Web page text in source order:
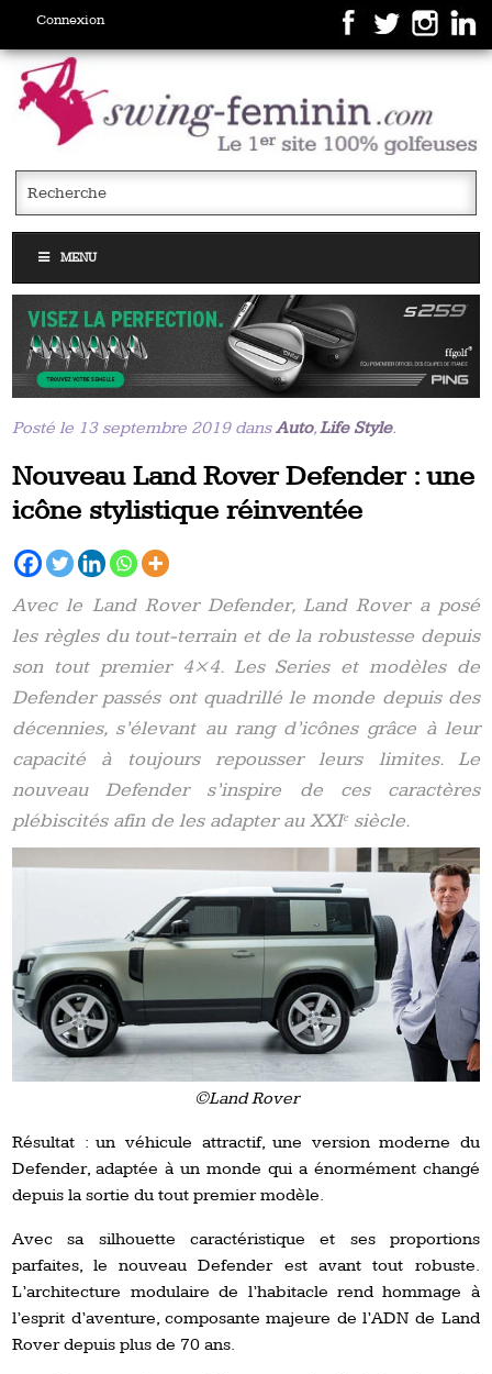
Connexion
MENU
Posté le 13 septembre 2019 dansAuto,Life Style.
Nouveau Land Rover Defender : une
icône stylistique réinventée
Avec le Land Rover Defender, Land Rover a posé
les règles du tout-terrain et de la robustesse depuis
son tout premier 4×4. Les Series et modèles de
Defender passés ont quadrillé le monde depuis des
décennies, s’élevant au rang d’icônes grâce à leur
capacité à toujours repousser leurs limites. Le
nouveau Defender s’inspire de ces caractères
plébiscités afin de les adapter au XXIᵉ siècle.
©Land Rover
Résultat : un véhicule attractif, une version moderne du
Defender, adaptée à un monde qui a énormément changé
depuis la sortie du tout premier modèle.
Avec sa silhouette caractéristique et ses proportions
parfaites, le nouveau Defender est avant tout robuste.
L’architecture modulaire de l’habitacle rend hommage à
l’esprit d’aventure, composante majeure de l’ADN de Land
Rover depuis plus de 70 ans.